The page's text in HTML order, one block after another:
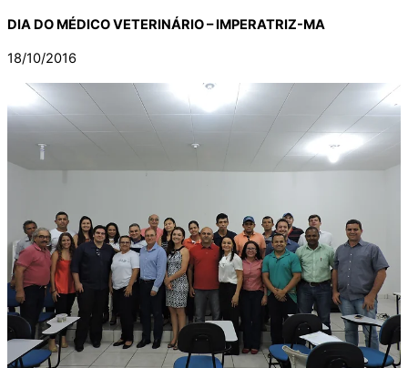
DIA DO MÉDICO VETERINÁRIO – IMPERATRIZ-MA
18/10/2016